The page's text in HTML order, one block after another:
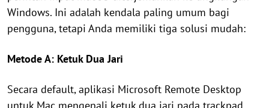
Windows. Ini adalah kendala paling umum bagi
pengguna, tetapi Anda memiliki tiga solusi mudah:
Metode A: Ketuk Dua Jari
Secara default, aplikasi Microsoft Remote Desktop